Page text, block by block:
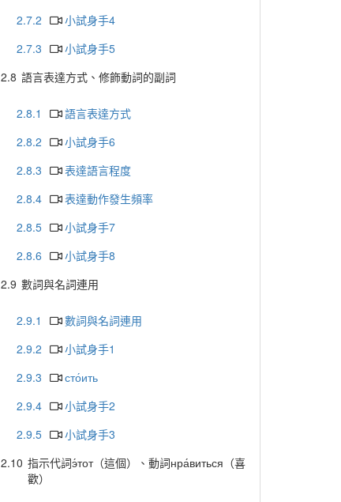
2.7.2
小試身手4
2.7.3
小試身手5
2.8 語言表達方式、修飾動詞的副詞
2.8.1
語言表達方式
2.8.2
小試身手6
2.8.3
表達語言程度
2.8.4
表達動作發生頻率
2.8.5
小試身手7
2.8.6
小試身手8
2.9 數詞與名詞連用
2.9.1
數詞與名詞連用
2.9.2
小試身手1
2.9.3
сто́ить
2.9.4
小試身手2
2.9.5
小試身手3
2.10 指示代詞э́тот（這個）、動詞нра́виться（喜
歡）